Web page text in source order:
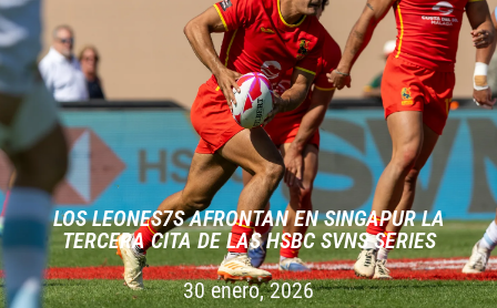
LOS LEONES7S AFRONTAN EN SINGAPUR LA
TERCERA CITA DE LAS HSBC SVNS SERIES
30 enero, 2026